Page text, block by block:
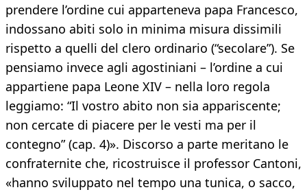
prendere l’ordine cui apparteneva papa Francesco,
indossano abiti solo in minima misura dissimili
rispetto a quelli del clero ordinario (“secolare”). Se
pensiamo invece agli agostiniani – l’ordine a cui
appartiene papa Leone XIV – nella loro regola
leggiamo: “Il vostro abito non sia appariscente;
non cercate di piacere per le vesti ma per il
contegno” (cap. 4)». Discorso a parte meritano le
confraternite che, ricostruisce il professor Cantoni,
«hanno sviluppato nel tempo una tunica, o sacco,